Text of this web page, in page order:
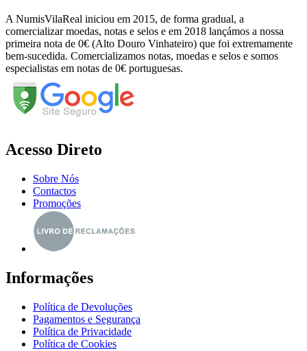
A NumisVilaReal iniciou em 2015, de forma gradual, a
comercializar moedas, notas e selos e em 2018 lançámos a nossa
primeira nota de 0€ (Alto Douro Vinhateiro) que foi extremamente
bem-sucedida. Comercializamos notas, moedas e selos e somos
especialistas em notas de 0€ portuguesas.
Acesso Direto
Sobre Nós
Contactos
Promoções
Informações
Política de Devoluções
Pagamentos e Segurança
Política de Privacidade
Política de Cookies